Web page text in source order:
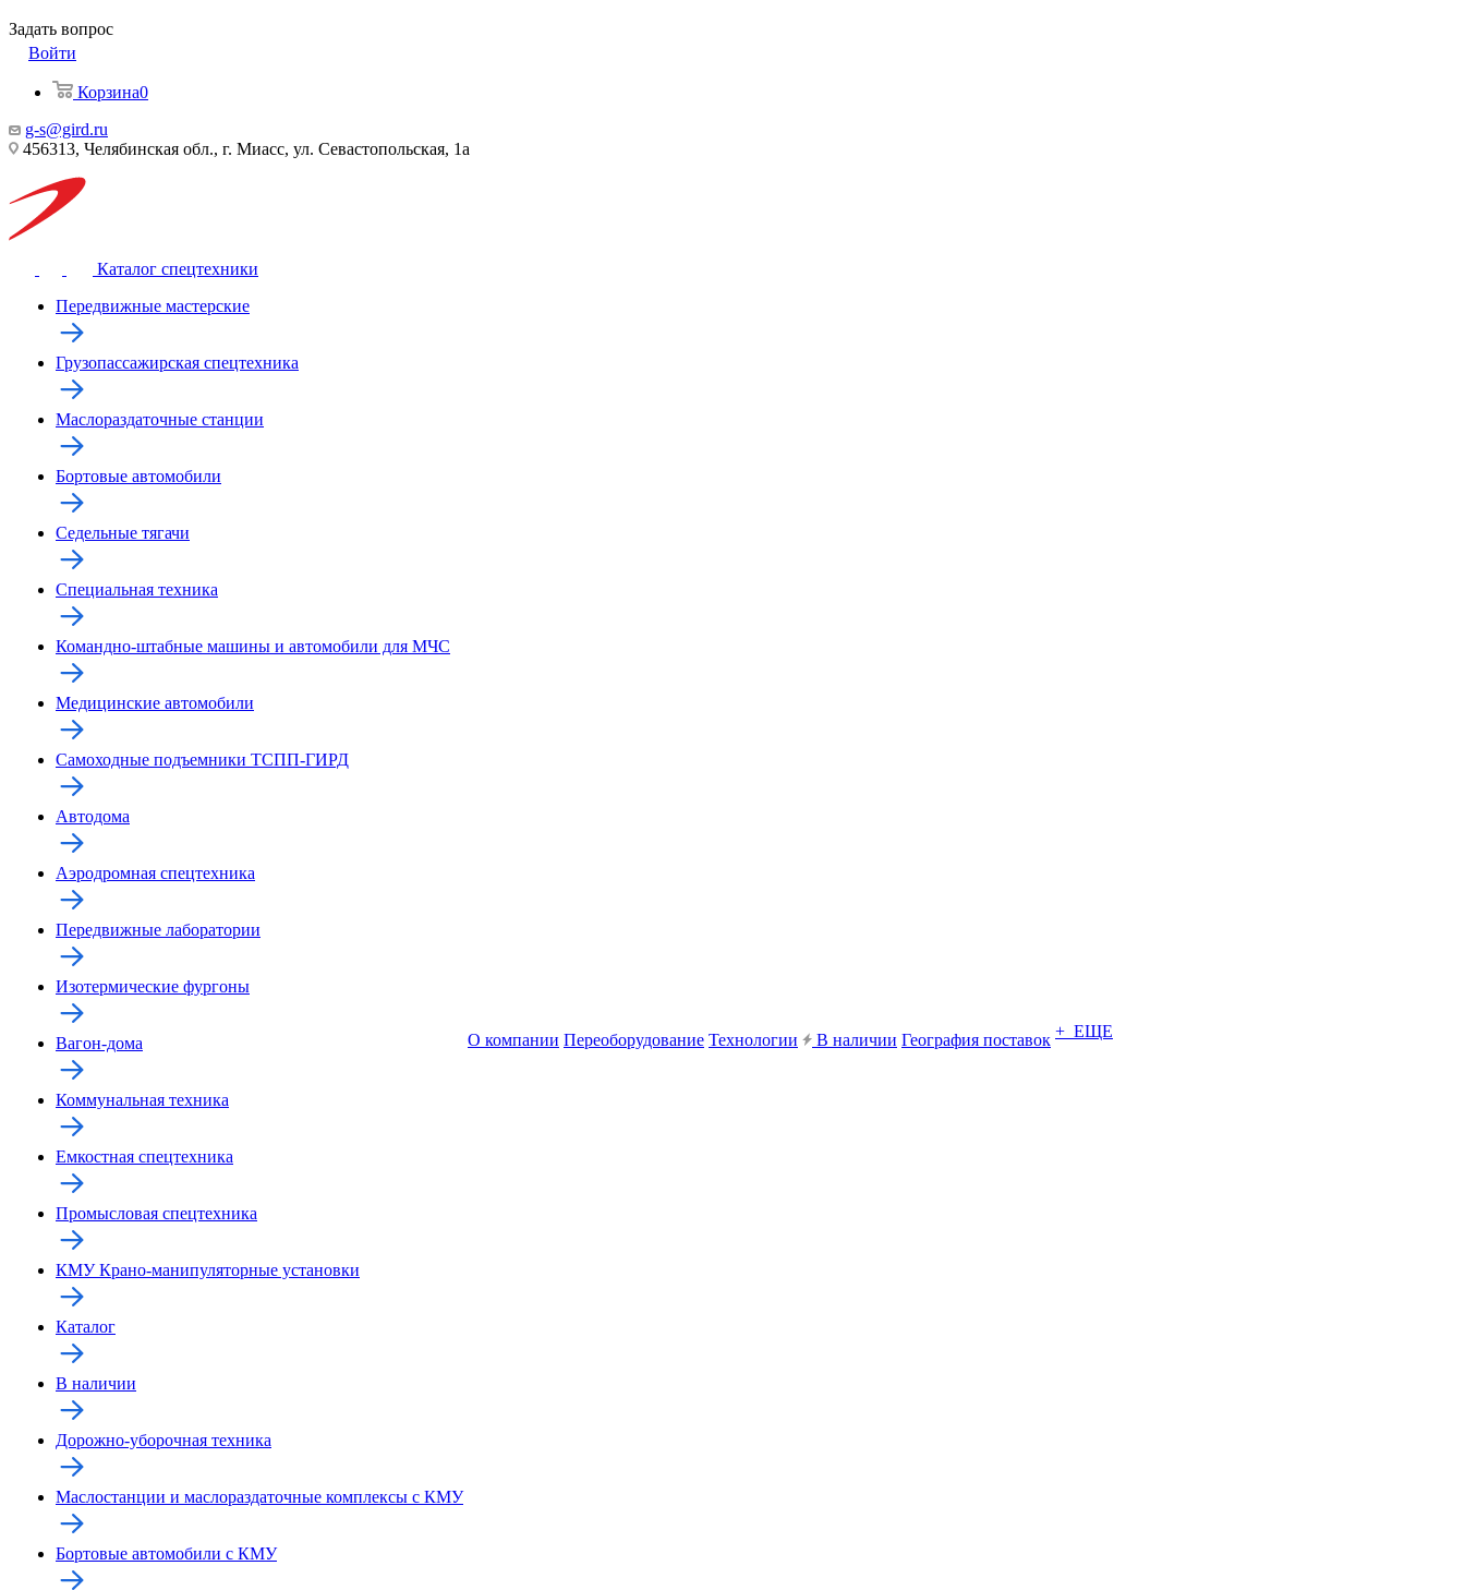
Задать вопрос
Войти
Корзина0
g-s@gird.ru
456313, Челябинская обл., г. Миасс, ул. Севастопольская, 1а
Каталог спецтехники
Передвижные мастерские
Грузопассажирская спецтехника
Маслораздаточные станции
Бортовые автомобили
Седельные тягачи
Специальная техника
Командно-штабные машины и автомобили для МЧС
Медицинские автомобили
Самоходные подъемники ТСПП-ГИРД
Автодома
Аэродромная спецтехника
Передвижные лаборатории
Изотермические фургоны
Вагон-дома
Коммунальная техника
Емкостная спецтехника
Промысловая спецтехника
КМУ Крано-манипуляторные установки
Каталог
В наличии
Дорожно-уборочная техника
Маслостанции и маслораздаточные комплексы с КМУ
Бортовые автомобили с КМУ
О компании Переоборудование Технологии В наличии География поставок + ЕЩЕ